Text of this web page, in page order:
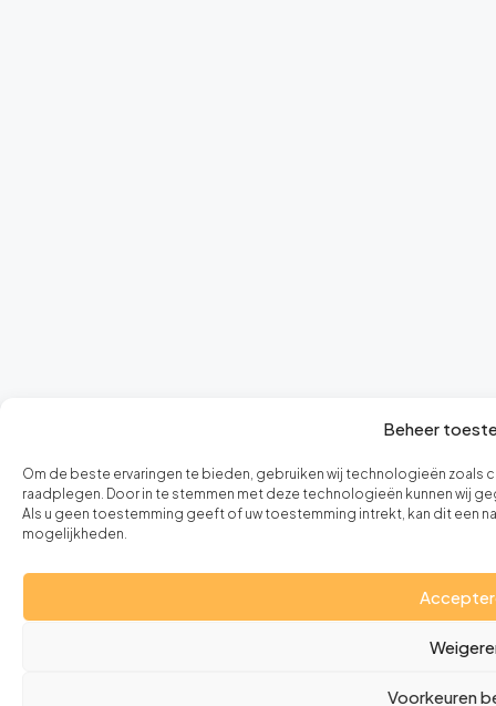
Beheer
Om de beste ervaringen te bieden, gebruiken wij technologieën zoals
raadplegen. Door in te stemmen met deze technologieën kunnen wij
Als u geen toestemming geeft of uw toestemming intrekt, kan dit een
mogelijkheden.
Voorkeuren